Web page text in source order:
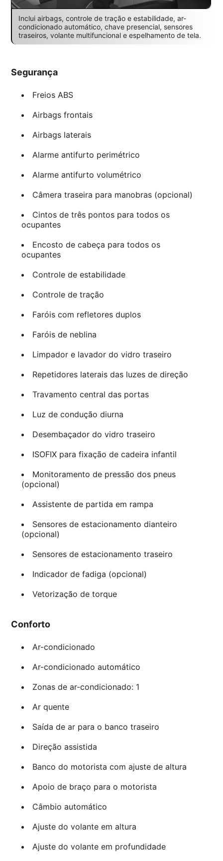
Inclui airbags, controle de tração e estabilidade, ar-
condicionado automático, chave presencial, sensores
traseiros, volante multifuncional e espelhamento de tela.
Segurança
Freios ABS
Airbags frontais
Airbags laterais
Alarme antifurto perimétrico
Alarme antifurto volumétrico
Câmera traseira para manobras (opcional)
Cintos de três pontos para todos os
ocupantes
Encosto de cabeça para todos os
ocupantes
Controle de estabilidade
Controle de tração
Faróis com refletores duplos
Faróis de neblina
Limpador e lavador do vidro traseiro
Repetidores laterais das luzes de direção
Travamento central das portas
Luz de condução diurna
Desembaçador do vidro traseiro
ISOFIX para fixação de cadeira infantil
Monitoramento de pressão dos pneus
(opcional)
Assistente de partida em rampa
Sensores de estacionamento dianteiro
(opcional)
Sensores de estacionamento traseiro
Indicador de fadiga (opcional)
Vetorização de torque
Conforto
Ar-condicionado
Ar-condicionado automático
Zonas de ar-condicionado: 1
Ar quente
Saída de ar para o banco traseiro
Direção assistida
Banco do motorista com ajuste de altura
Apoio de braço para o motorista
Câmbio automático
Ajuste do volante em altura
Ajuste do volante em profundidade